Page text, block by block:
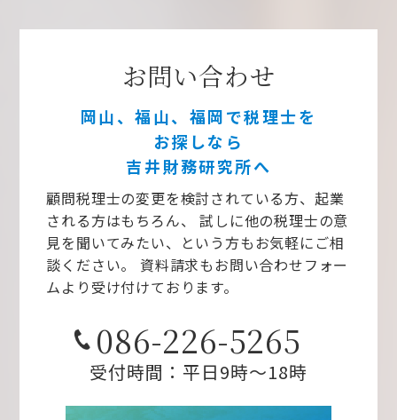
お問い合わせ
岡山、福山、福岡で税理士を
お探しなら
吉井財務研究所へ
顧問税理士の変更を検討されている方、起業
される方はもちろん、
試しに他の税理士の意
見を聞いてみたい、という方もお気軽にご相
談ください。
資料請求もお問い合わせフォー
ムより受け付けております。
086-226-5265
受付時間：平日9時～18時